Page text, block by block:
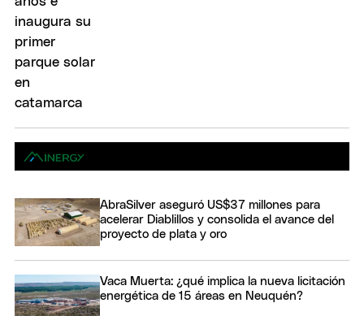
AbraSilver aseguró US$37 millones para
acelerar Diablillos y consolida el avance del
proyecto de plata y oro
Vaca Muerta: ¿qué implica la nueva licitación
energética de 15 áreas en Neuquén?